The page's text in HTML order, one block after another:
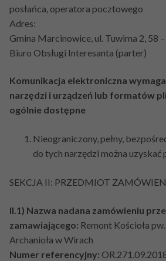
posłańca, operatora pocztowego
Adres:
Gmina Marcinowice, ul. Tuwima 2, 58
Biuro Obsługi Interesanta (parter)
Komunikacja elektroniczna
narzędzi i urządzeń lub formatów
ogólnie dostępne
Nieograniczony, pełny,
do tych narzędzi można uzyskać
SEKCJA II: PRZEDMIOT
II.1) Nazwa nadana zamówieniu
zamawiającego: Remont Kościoła
Archanioła w Wirach
Numer referencyjny: